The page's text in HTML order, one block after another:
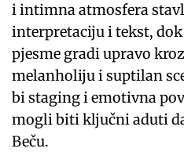
i intimna atmosfera
interpretaciju i tekst,
pjesme gradi upravo
melanholiju i suptilan
bi staging i emotivna
mogli biti ključni aduti
Beču.